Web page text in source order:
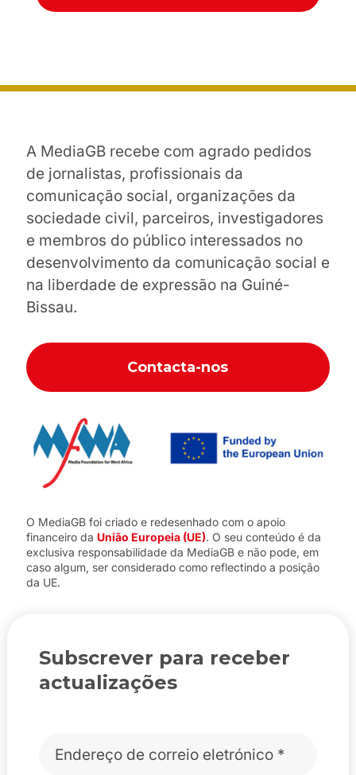
A MediaGB recebe com agrado pedidos
de jornalistas, profissionais da
comunicação social, organizações da
sociedade civil, parceiros, investigadores
e membros do público interessados no
desenvolvimento da comunicação social e
na liberdade de expressão na Guiné-
Bissau.
Contacta-nos
O MediaGB foi criado e redesenhado com o apoio
financeiro da União Europeia (UE). O seu conteúdo é da
exclusiva responsabilidade da MediaGB e não pode, em
caso algum, ser considerado como reflectindo a posição
da UE.
Subscrever para receber
actualizações
eletrónico*